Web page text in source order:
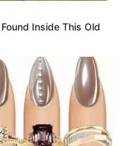
CƏMİYYƏT
bağlı limitlər
0 0
Inside This Old